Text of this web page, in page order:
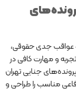
عواقب جدی حقوقی،
و مهارت کافی در
جنایی تهران
مناسب را طراحی و